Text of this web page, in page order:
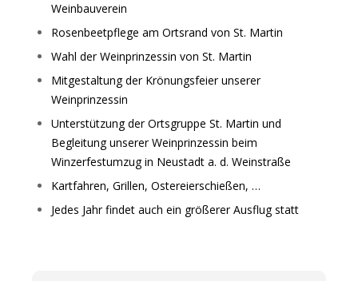
Weinbauverein
Rosenbeetpflege am Ortsrand von St. Martin
Wahl der Weinprinzessin von St. Martin
Mitgestaltung der Krönungsfeier unserer
Weinprinzessin
Unterstützung der Ortsgruppe St. Martin und
Begleitung unserer Weinprinzessin beim
Winzerfestumzug in Neustadt a. d. Weinstraße
Kartfahren, Grillen, Ostereierschießen, …
Jedes Jahr findet auch ein größerer Ausflug statt